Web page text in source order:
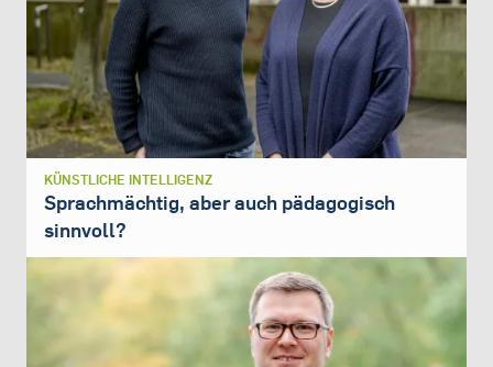
KÜNSTLICHE INTELLIGENZ
Sprachmächtig, aber auch pädagogisch
sinnvoll?